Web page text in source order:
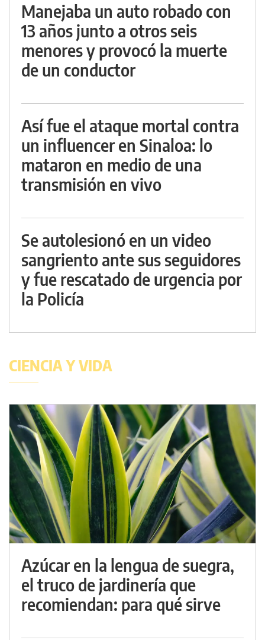
Manejaba un auto robado con
13 años junto a otros seis
menores y provocó la muerte
de un conductor
Así fue el ataque mortal contra
un influencer en Sinaloa: lo
mataron en medio de una
transmisión en vivo
Se autolesionó en un video
sangriento ante sus seguidores
y fue rescatado de urgencia por
la Policía
CIENCIA Y VIDA
Azúcar en la lengua de suegra,
el truco de jardinería que
recomiendan: para qué sirve